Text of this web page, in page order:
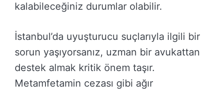
kalabileceğiniz durumlar olabilir.
İstanbul’da uyuşturucu suçlarıyla ilgili bir
sorun yaşıyorsanız, uzman bir avukattan
destek almak kritik önem taşır.
Metamfetamin cezası gibi ağır